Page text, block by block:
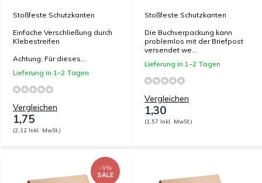
Stoßfeste Schutzkanten
Einfache Verschließung durch
Klebestreifen
Achtung: Für dieses...
Lieferung in 1–2 Tagen
Vergleichen
1,75
(2,12 Inkl. MwSt.)
Stoßfeste Schutzkanten
Die Buchverpackung kann
problemlos mit der Briefpost
versendet we...
Lieferung in 1–2 Tagen
Vergleichen
1,30
(1,57 Inkl. MwSt.)
-9%
SALE